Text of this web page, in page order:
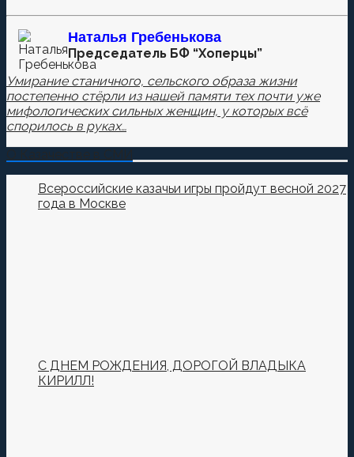
Наталья Гребенькова
Председатель БФ “Хоперцы”
Умирание станичного, сельского образа жизни
постепенно стёрли из нашей памяти тех почти уже
мифологических сильных женщин, у которых всё
спорилось в руках…
Всероссийские казачьи игры пройдут весной 2027
года в Москве
С ДНЕМ РОЖДЕНИЯ, ДОРОГОЙ ВЛАДЫКА
КИРИЛЛ!